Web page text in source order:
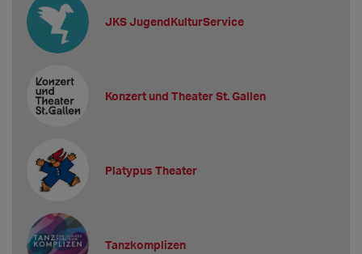
JKS JugendKulturService
Konzert und Theater St. Gallen
Platypus Theater
Tanzkomplizen